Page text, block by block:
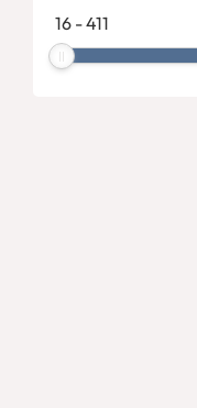
16 -411